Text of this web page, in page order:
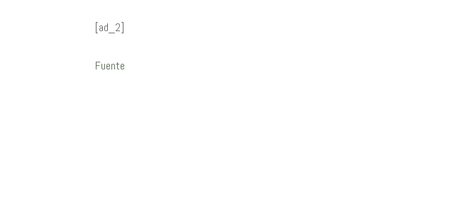
[ad_2]
Fuente